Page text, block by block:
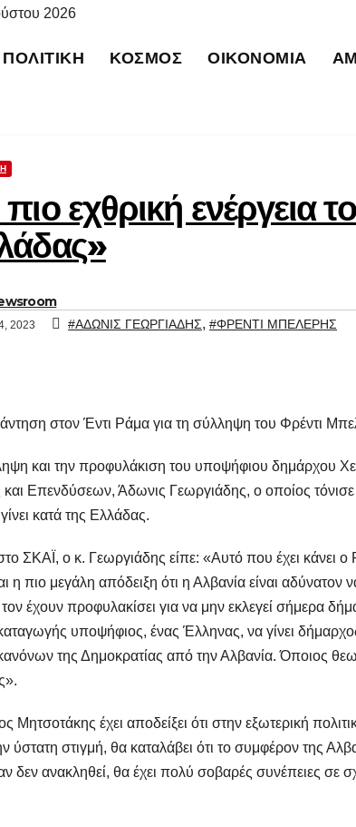
2026
ΠΟΛΙΤΙΚΉ ΚΌΣΜΟΣ ΟΙΚΟΝΟΜΊΑ
εχθρική ενέργεια
2023 #ΑΔΩΝΙΣ ΓΕΩΡΓΙΑΔΗΣ, #ΦΡΕΝΤΙ ΜΠΕΛΕΡΗΣ
στον Έντι Ράμα για τη σύλληψη του Φρέντι
και την προφυλάκιση του υποψήφιου δημάρχου
Επενδύσεων, Άδωνις Γεωργιάδης, ο οποίος τόνισε
κατά της Ελλάδας.
ΣΚΑΪ, ο κ. Γεωργιάδης είπε: «Αυτό που έχει κάνει ο
η πιο μεγάλη απόδειξη ότι η Αλβανία είναι αδύνατον
έχουν προφυλακίσει για να μην εκλεγεί σήμερα
υποψήφιος, ένας Έλληνας, να γίνει
της Δημοκρατίας από την Αλβανία. Όποιος
Μητσοτάκης έχει αποδείξει ότι στην εξωτερική
ύστατη στιγμή, θα καταλάβει ότι το συμφέρον της
αν δεν ανακληθεί, θα έχει πολύ σοβαρές συνέπειες σε